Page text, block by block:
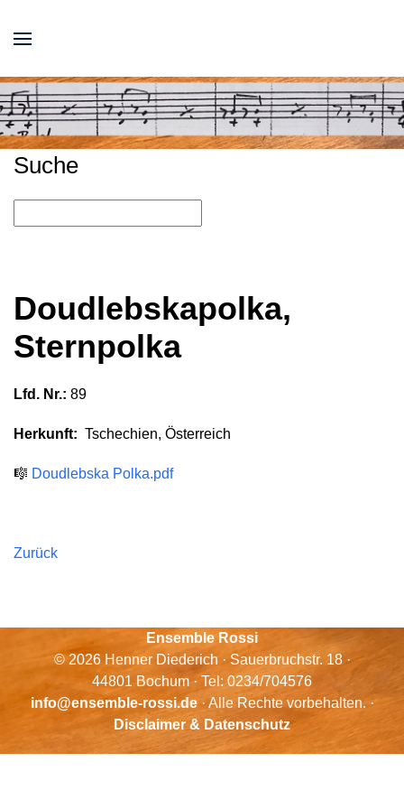
Suche
Doudlebskapolka,
Sternpolka
Lfd. Nr.: 89
Herkunft: Tschechien, Österreich
🎼 Doudlebska Polka.pdf
Zurück
Ensemble Rossi
© 2026 Henner Diederich · Sauerbruchstr. 18 ·
44801 Bochum · Tel: 0234/704576
info@ensemble-rossi.de· Alle Rechte vorbehalten. ·
Disclaimer & Datenschutz